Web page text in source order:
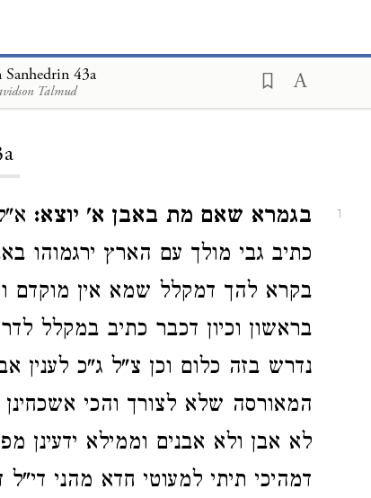
43a
Talmud
1 בגמרא שאם מת באבן א' יוצא:
כתיב גבי מולך עם הארץ ירגמוהו
בקרא להך דמקלל שמא אין מוקדם
בראשון וכיון דכבר כתיב במקלל
נדרש בזה כלום וכן צ"ל ג"כ לענין
המאורסה שלא לצורך והכי
לא אבן ולא אבנים וממילא ידעינן
דמהיכי תיתי למעוטי חדא מהני